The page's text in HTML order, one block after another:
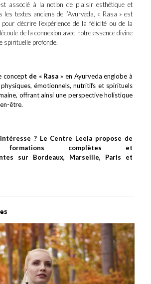
associé à la notion de plaisir esthétique et
les textes anciens de l’Ayurveda, « Rasa » est
décrire l’expérience de la félicité ou de la
de la connexion avec notre essence divine
spirituelle profonde.
concept de « Rasa » en Ayurveda englobe à
émotionnels, nutritifs et spirituels
offrant ainsi une perspective holistique
être.
intéresse ? Le Centre Leela propose de
formations complètes et
sur Bordeaux, Marseille, Paris et